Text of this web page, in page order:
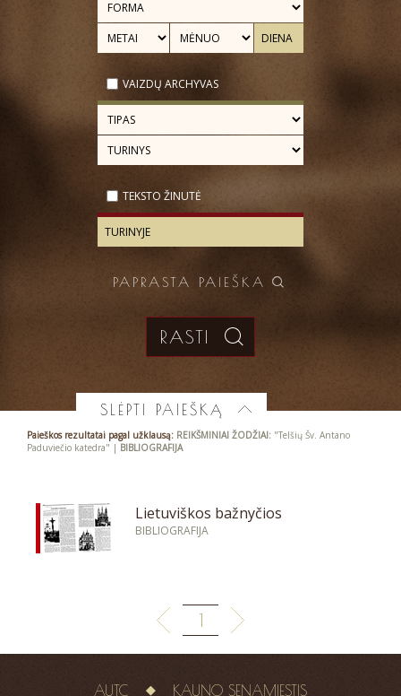
VAIZDŲ ARCHYVAS
TEKSTO ŽINUTĖ
PAPRASTA PAIEŠKA
SLĖPTI PAIEŠKĄ
Paieškos rezultatai pagal užklausą: REIKŠMINIAI ŽODŽIAI: "Telšių Šv. Antano
Paduviečio katedra" | BIBLIOGRAFIJA
Lietuviškos bažnyčios
BIBLIOGRAFIJA
1
AUTC KAUNO SENAMIESTIS